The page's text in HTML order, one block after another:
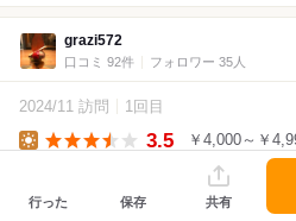
grazi572
口コミ 92件 フォロワー 35人
2024/11 訪問 1回目
3.5 ￥4,000～￥
逗子駅近くで15:00頃、閉まってい
てて飛び込みました！海の近くに来
行った 保存 共有